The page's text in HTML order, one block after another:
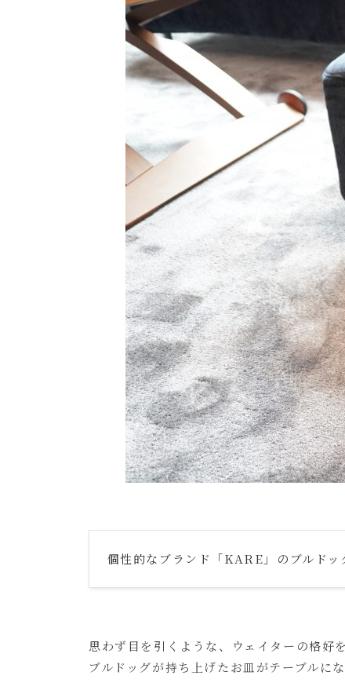
個性的なブランド「KARE」のブルド
思わず目を引くような、ウェイターの格好
ブルドッグが持ち上げたお皿がテーブルに